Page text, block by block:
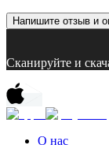
Напишите отзыв и
Сканируйте и
О нас